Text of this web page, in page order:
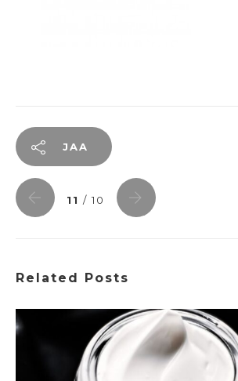
JAA
11 / 10
Related Posts